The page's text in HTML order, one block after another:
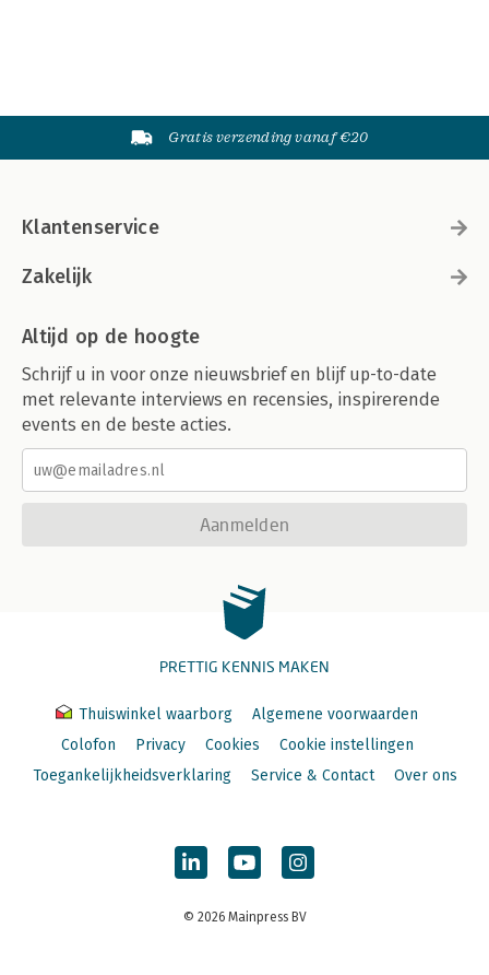
Gratis verzending vanaf €20
Klantenservice
Zakelijk
Altijd op de hoogte
Schrijf u in voor onze nieuwsbrief en blijf up-to-date
met relevante interviews en recensies, inspirerende
events en de beste acties.
Aanmelden
PRETTIG KENNIS MAKEN
Thuiswinkel waarborg
Algemene voorwaarden
Colofon
Privacy Cookies
Cookie instellingen
Toegankelijkheidsverklaring
Service & Contact Over ons
© 2026 Mainpress BV